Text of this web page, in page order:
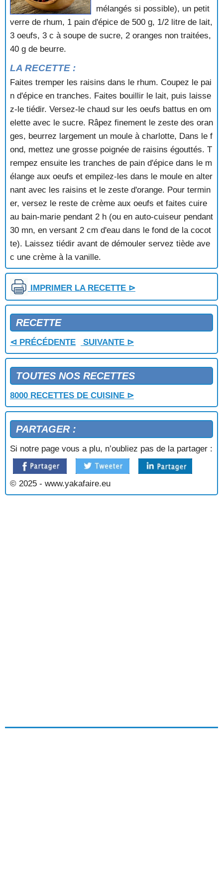
QUATRE QUARTS AUX NOIX
QUATRE QUARTS AUX POIRES
QUATRE QUARTS AUX PRUNEAUX
QUATRE QUARTS MARBRE
QUATRE-QUARTS AUX ABRICOTS
RAISINE AUX POIRES
RAISINS AU CASSIS
RAISINS GIVRES
RAMEQUINS D'ABRICOTS
RATAFIA DE FRAMBOISES
REINE DE SABA
RELIGIEUSES AU CAFE
RIZ A L'ANANAS
RIZ AU CITRON
RIZ AU LAIT CREOLE
RIZ AU LAIT, SAUCE CHOCOLAT
RIZ AUX CERISES
RIZ AUX FRAISES
RIZ AUX ORANGES
RIZ AUX POIRES
RIZ AUX POIRES MERINGUE
RIZ AUX PRUNEAUX
RIZ DOUX
RIZ MERINGUE AUX POMMES
ROCHERS A LA NOIX DE COCO
ROCHERS COCO
ROSACE AU CITRON VERT
ROULE AU CITRON
ROULEAUX DE BANANE
SABAYON AUX FRUITS D'ETE
SABLES AUX NOIX ET AU MIEL
SACHERTORTE
SAINT HONORE
SALADE DE CHASSELAS A L'ORANGE
SALADE DE FIGUES
SALADE DE FRUITS A LA NOIX DE COCO
SALADE DE FRUITS ANTILLAISE
SALADE DE FRUITS AU XERES
SAVARIN DES TROPIQUES
mélangés si possible), un petit
verre de rhum, 1 pain d'épice de 500 g, 1/2 litre de lait,
3 oeufs, 3 c à soupe de sucre, 2 oranges non traitées,
40 g de beurre.
LA RECETTE :
Faites tremper les raisins dans le rhum. Coupez le pai
n d'épice en tranches. Faites bouillir le lait, puis laisse
z-le tiédir. Versez-le chaud sur les oeufs battus en om
elette avec le sucre. Râpez finement le zeste des oran
ges, beurrez largement un moule à charlotte, Dans le f
ond, mettez une grosse poignée de raisins égouttés. T
rempez ensuite les tranches de pain d'épice dans le m
élange aux oeufs et empilez-les dans le moule en alter
nant avec les raisins et le zeste d'orange. Pour termin
er, versez le reste de crème aux oeufs et faites cuire
au bain-marie pendant 2 h (ou en auto-cuiseur pendant
30 mn, en versant 2 cm d'eau dans le fond de la cocot
te). Laissez tiédir avant de démouler servez tiède ave
c une crème à la vanille.
IMPRIMER LA RECETTE ⊳
RECETTE
⊲ PRÉCÉDENTE SUIVANTE ⊳
TOUTES NOS RECETTES
8000 RECETTES DE CUISINE ⊳
PARTAGER :
Si notre page vous a plu, n’oubliez pas de la partager :
© 2025 - www.yakafaire.eu